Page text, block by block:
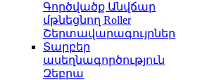
Գործվածք Անվճար
մթնեցնող Roller
Շերտավարագույրներ
Տարբեր
ասեղնագործություն
Զեբրա